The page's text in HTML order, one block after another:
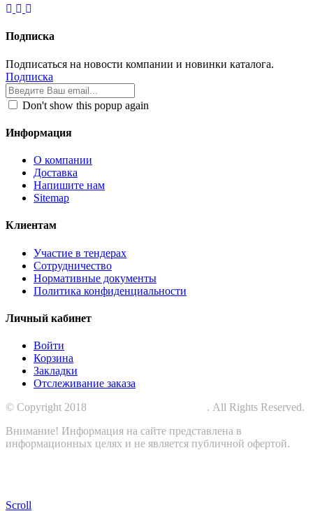
Подписка
Подписаться на новости компании и новинки каталога.
Подписка
Don't show this popup again
Информация
О компании
Доставка
Напишите нам
Sitemap
Клиентам
Участие в тендерах
Сотрудничество
Нормативные документы
Политика конфиденциальности
Личный кабинет
Войти
Корзина
Закладки
Отслеживание заказа
© Copyright 2018
. All Rights Reserved.
Внимание! Информация на сайте представлена в
информационных целях и не является публичной офертой.
Scroll